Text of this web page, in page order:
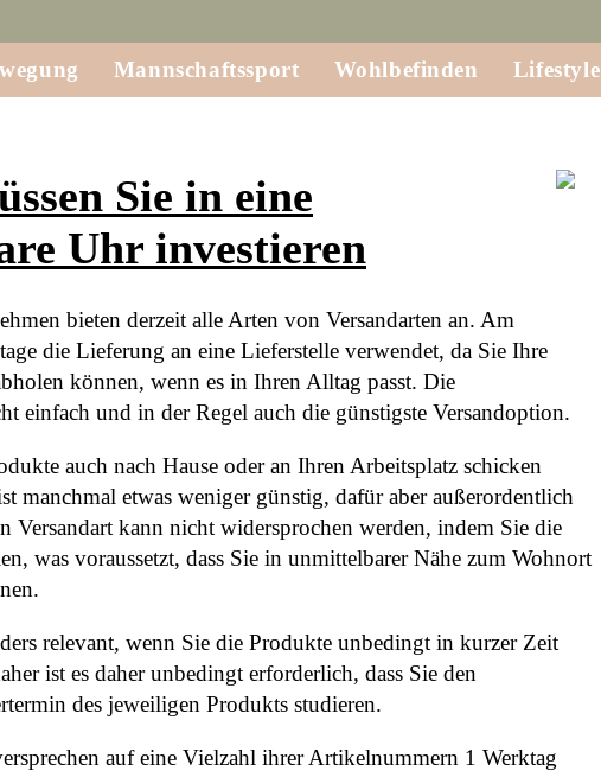
Mannschaftssport Wohlbefinden Lifestyle
Sie in eine
Uhr investieren
bieten derzeit alle Arten von Versandarten an. Am
die Lieferung an eine Lieferstelle verwendet, da Sie Ihre
können, wenn es in Ihren Alltag passt. Die
einfach und in der Regel auch die günstigste Versandoption.
auch nach Hause oder an Ihren Arbeitsplatz schicken
manchmal etwas weniger günstig, dafür aber außerordentlich
Versandart kann nicht widersprochen werden, indem Sie die
was voraussetzt, dass Sie in unmittelbarer Nähe zum Wohnort
relevant, wenn Sie die Produkte unbedingt in kurzer Zeit
ist es daher unbedingt erforderlich, dass Sie den
des jeweiligen Produkts studieren.
auf eine Vielzahl ihrer Artikelnummern 1 Werktag